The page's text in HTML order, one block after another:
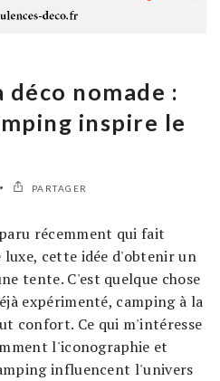
déco nomade :
inspire le
PARTAGER
récemment qui fait
luxe, cette idée d'obtenir un
tente. C'est quelque chose
expérimenté, camping à la
confort. Ce qui m'intéresse
l'iconographie et
influencent l'univers